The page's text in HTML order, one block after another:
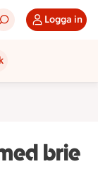
Logga in
brie